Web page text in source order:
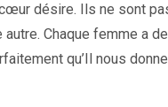
désire. Ils ne sont
Chaque femme a
qu’Il nous